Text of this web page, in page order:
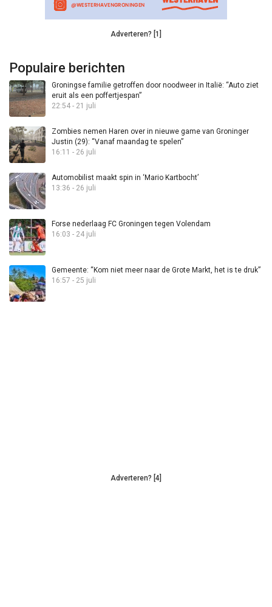
Adverteren? [1]
Populaire berichten
Groningse familie getroffen door noodweer in Italië: “Auto ziet
eruit als een poffertjespan”
22:54 - 21 juli
Zombies nemen Haren over in nieuwe game van Groninger
Justin (29): “Vanaf maandag te spelen”
16:11 - 26 juli
Automobilist maakt spin in ‘Mario Kartbocht’
13:36 - 26 juli
Forse nederlaag FC Groningen tegen Volendam
16:03 - 24 juli
Gemeente: “Kom niet meer naar de Grote Markt, het is te druk”
16:57 - 25 juli
Adverteren? [4]